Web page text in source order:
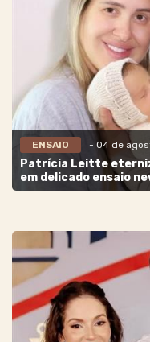
ENSAIO - 04 de
Patrícia Leitte
em delicado ensaio